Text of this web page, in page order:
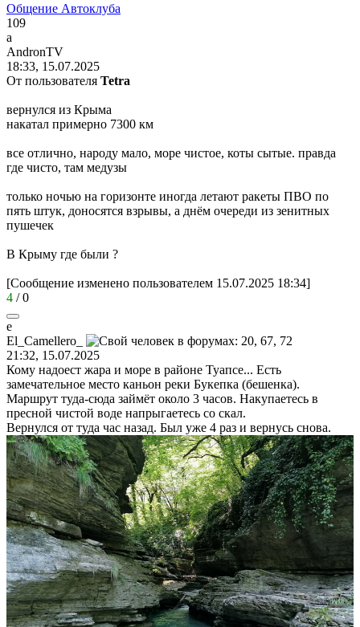
Общение Автоклуба
109
a
AndronTV
18:33, 15.07.2025
От пользователя Tetra
вернулся из Крыма
накатал примерно 7300 км
все отлично, народу мало, море чистое, коты сытые. правда
где чисто, там медузы
только ночью на горизонте иногда летают ракеты ПВО по
пять штук, доносятся взрывы, а днём очереди из зенитных
пушечек
В Крыму где были ?
[Сообщение изменено пользователем 15.07.2025 18:34]
4 /0
e
El_Camellero_
21:32, 15.07.2025
Кому надоест жара и море в районе Туапсе... Есть
замечательное место каньон реки Букепка (бешенка).
Маршрут туда-сюда займёт около 3 часов. Накупаетесь в
пресной чистой воде напрыгаетесь со скал.
Вернулся от туда час назад. Был уже 4 раз и вернусь снова.